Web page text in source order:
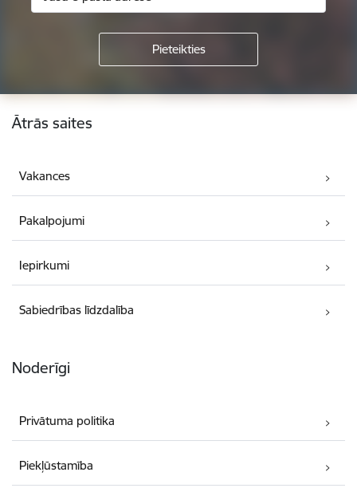
Kājene
Ātrās saites
Vakances
Pakalpojumi
Iepirkumi
Sabiedrības līdzdalība
Noderīgi
Privātuma politika
Piekļūstamība